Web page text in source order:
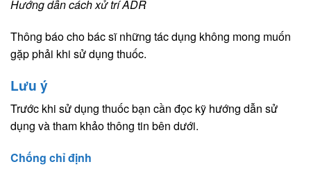
Hướng dẫn cách xử trí ADR
Thông báo cho bác sĩ những tác dụng không mong muốn
gặp phải khi sử dụng thuốc.
Lưu ý
Trước khi sử dụng thuốc bạn cần đọc kỹ hướng dẫn sử
dụng và tham khảo thông tin bên dưới.
Chống chỉ định